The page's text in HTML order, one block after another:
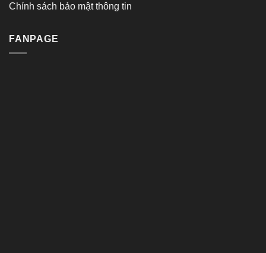
Chính sách bảo mật thông tin
FANPAGE